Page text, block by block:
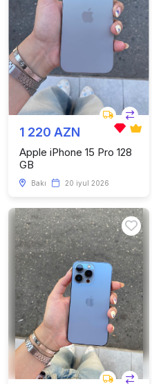
1 220 AZN
Apple iPhone 15 Pro 128
GB
Bakı 20 iyul 2026